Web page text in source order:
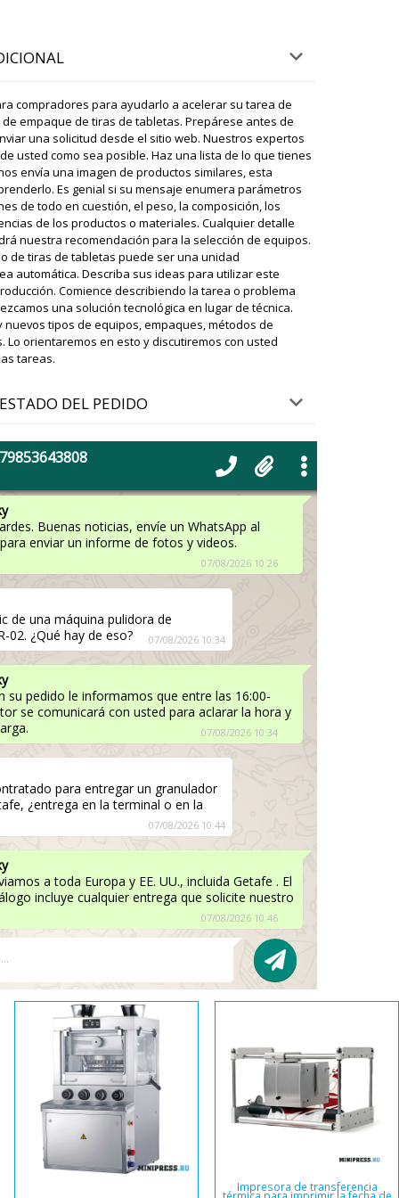
compradores para ayudarlo a acelerar su tarea de
empaque de tiras de tabletas. Prepárese antes de
una solicitud desde el sitio web. Nuestros expertos
usted como sea posible. Haz una lista de lo que tienes
envía una imagen de productos similares, esta
Es genial si su mensaje enumera parámetros
de todo en cuestión, el peso, la composición, los
de los productos o materiales. Cualquier detalle
nuestra recomendación para la selección de equipos.
de tiras de tabletas puede ser una unidad
automática. Describa sus ideas para utilizar este
Comience describiendo la tarea o problema
una solución tecnológica en lugar de técnica.
tipos de equipos, empaques, métodos de
Lo orientaremos en esto y discutiremos con usted
tareas.
DEL PEDIDO
YR-90 El mes YR-90 ya pasó.
La fábrica ha enviado su equipo a nuestro
está formando un envío consolidado para su
Te mantendremos informado.
07/08/2026 10:08
servicio y la calidad de sus productos.
con la compra!
07/08/2026 10:14
ha probado su secador liofílico al
calidad está por encima de la media, funcionará.
del almuerzo para abrir la caja y
07/08/2026 10:24
Buenas noticias, envíe un WhatsApp al
enviar un informe de fotos y videos.
07/08/2026 10:26
de una máquina pulidora de
02. ¿Qué hay de eso?
07/08/2026 10:34
su pedido le informamos que entre las 16:00-
se comunicará con usted para aclarar la hora y
07/08/2026 10:34
para entregar un granulador
¿entrega en la terminal o en la
07/08/2026 10:44
a toda Europa y EE. UU., incluida Getafe . El
incluye cualquier entrega que solicite nuestro
07/08/2026 10:46
Impresora de transferencia